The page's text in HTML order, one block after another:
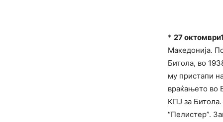
* 27
Македонија.
Битола, во
му пристапи
враќањето во
КПЈ за
“Пелистер”.